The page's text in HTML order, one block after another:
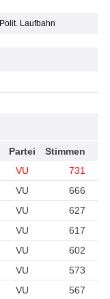
Polit. Laufbahn
Partei
Stimmen
VU
731
VU
666
VU
627
VU
617
VU
602
VU
573
VU 567